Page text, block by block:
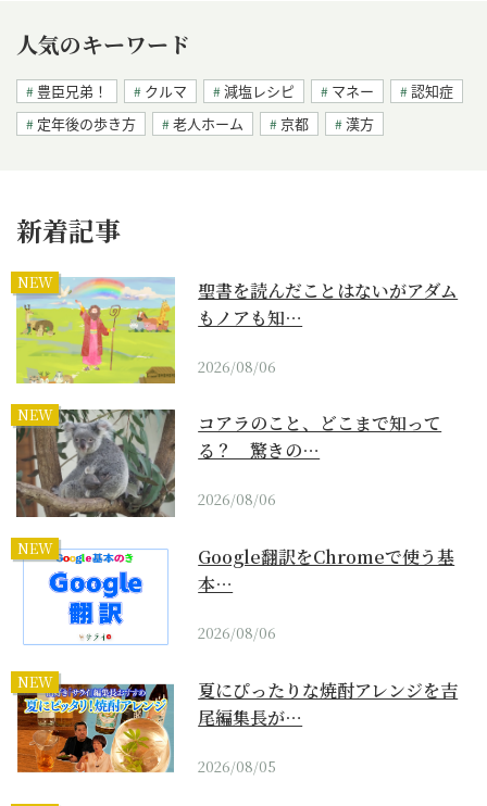
人気のキーワード
豊臣兄弟！ クルマ 減塩レシピ マネー
認知症
定年後の歩き方
老人ホーム 京都 漢方
新着記事
NEW
聖書を読んだことはないがアダム
もノアも知…
2026/08/06
NEW
コアラのこと、どこまで知って
る？ 驚きの…
2026/08/06
NEW
Google翻訳をChromeで使う基
本…
2026/08/06
NEW
夏にぴったりな焼酎アレンジを吉
尾編集長が…
2026/08/05